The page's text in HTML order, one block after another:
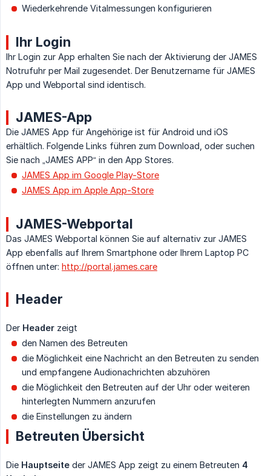
Wiederkehrende Vitalmessungen konfigurieren
Ihr Login
Ihr Login zur App erhalten Sie nach der Aktivierung der JAMES
Notrufuhr per Mail zugesendet. Der Benutzername für JAMES
App und Webportal sind identisch.
JAMES-App
Die JAMES App für Angehörige ist für Android und iOS
erhältlich. Folgende Links führen zum Download, oder suchen
Sie nach „JAMES APP“ in den App Stores.
JAMES App im Google Play-Store
JAMES App im Apple App-Store
JAMES-Webportal
Das JAMES Webportal können Sie auf alternativ zur JAMES
App ebenfalls auf Ihrem Smartphone oder Ihrem Laptop PC
öffnen unter: http://portal.james.care
Header
Der Header zeigt
den Namen des Betreuten
die Möglichkeit eine Nachricht an den Betreuten zu senden
und empfangene Audionachrichten abzuhören
die Möglichkeit den Betreuten auf der Uhr oder weiteren
hinterlegten Nummern anzurufen
die Einstellungen zu ändern
Betreuten Übersicht
Die Hauptseite der JAMES App zeigt zu einem Betreuten 4